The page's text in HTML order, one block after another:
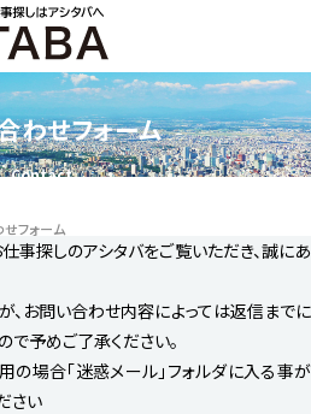
わせフォーム
Contact
フォーム
事探しのアシタバをご覧いただき、誠にあ
、お問い合わせ内容によっては返信までに
予めご了承ください。
場合「迷惑メール」フォルダに入る事が
さい